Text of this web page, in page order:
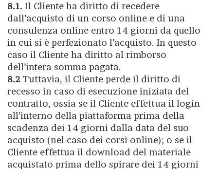
8.1. Il Cliente ha diritto di recedere
dall’acquisto di un corso online e di una
consulenza online entro 14 giorni da quello
in cui si è perfezionato l’acquisto. In questo
caso il Cliente ha diritto al rimborso
dell’intera somma pagata.
8.2 Tuttavia, il Cliente perde il diritto di
recesso in caso di esecuzione iniziata del
contratto, ossia se il Cliente effettua il login
all’interno della piattaforma prima della
scadenza dei 14 giorni dalla data del suo
acquisto (nel caso dei corsi online); o se il
Cliente effettua il download del materiale
acquistato prima dello spirare dei 14 giorni